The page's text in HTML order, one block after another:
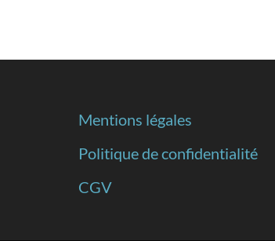
Mentions légales
Politique de confidentialité
CGV